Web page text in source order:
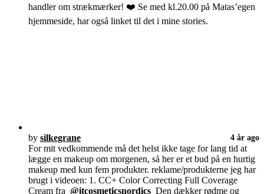
handler om strækmærker! ❤️ Se med kl.20.00 på Matas’egen
hjemmeside, har også linket til det i mine stories.
by silkegrane 4 år ago
For mit vedkommende må det helst ikke tage for lang tid at
lægge en makeup om morgenen, så her er et bud på en hurtig
makeup med kun fem produkter. reklame/produkterne jeg har
brugt i videoen: 1. CC+ Color Correcting Full Coverage
Cream fra @itcosmeticsnordics Den dækker rødme og